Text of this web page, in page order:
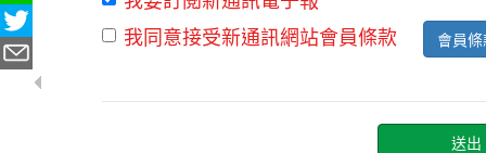
我同意接受新通訊網站會員條款
會員